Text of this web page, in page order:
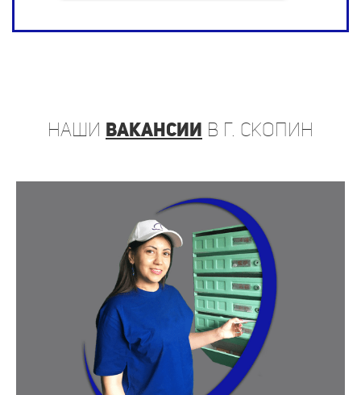
наши вакансии в г. Скопин